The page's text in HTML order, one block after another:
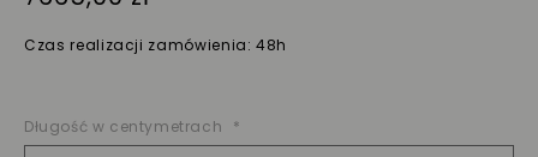
Czas realizacji zamówienia: 48h
Długość w centymetrach